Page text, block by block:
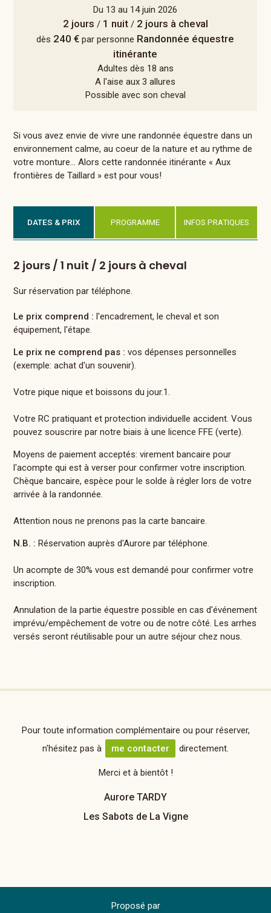
Du 13 au 14 juin 2026
2 jours / 1 nuit/ 2 jours à cheval
dès 240 € par personne Randonnée équestre
itinérante
Adultes dès 18 ans
A l'aise aux 3 allures
Possible avec son cheval
Si vous avez envie de vivre une randonnée équestre dans un
environnement calme, au coeur de la nature et au rythme de
votre monture… Alors cette randonnée itinérante « Aux
frontières de Taillard » est pour vous!
DATES & PRIX PROGRAMME INFOS PRATIQUES
2 jours / 1 nuit / 2 jours à cheval
Sur réservation par téléphone.
Le prix comprend : l'encadrement, le cheval et son
équipement, l'étape.
Le prix ne comprend pas : vos dépenses personnelles
(exemple: achat d'un souvenir).
Votre pique nique et boissons du jour.1.
Votre RC pratiquant et protection individuelle accident. Vous
pouvez souscrire par notre biais à une licence FFE (verte).
Moyens de paiement acceptés: virement bancaire pour
l'acompte qui est à verser pour confirmer votre inscription.
Chèque bancaire, espèce pour le solde à régler lors de votre
arrivée à la randonnée.
Attention nous ne prenons pas la carte bancaire.
N.B. : Réservation auprès d'Aurore par téléphone.
Un acompte de 30% vous est demandé pour confirmer votre
inscription.
Annulation de la partie équestre possible en cas d'événement
imprévu/empêchement de votre ou de notre côté. Les arrhes
versés seront réutilisable pour un autre séjour chez nous.
Pour toute information complémentaire ou pour réserver,
n'hésitez pas à
me contacter directement.
Merci et à bientôt !
Aurore TARDY
Les Sabots de La Vigne
Proposé par